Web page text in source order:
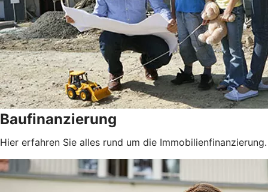
Baufinanzierung
Hier erfahren Sie alles rund um die Immobilienfinanzierung.